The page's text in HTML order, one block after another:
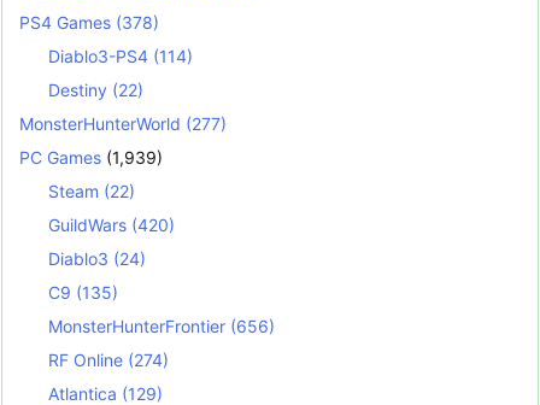
PS4 Games (378)
Diablo3-PS4 (114)
Destiny (22)
MonsterHunterWorld (277)
PC Games (1,939)
Steam (22)
GuildWars (420)
Diablo3 (24)
C9 (135)
MonsterHunterFrontier (656)
RF Online (274)
Atlantica (129)